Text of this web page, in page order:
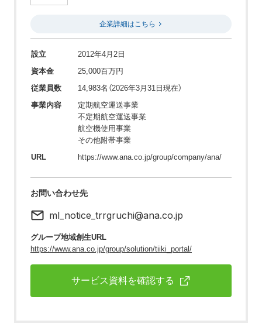
企業詳細はこちら
設立
2012年4月2日
資本金
25,000百万円
従業員数
14,983名（2026年3月31日現在）
事業内容
定期航空運送事業
不定期航空運送事業
航空機使用事業
その他附帯事業
URL
https://www.ana.co.jp/group/company/ana/
お問い合わせ先
ml_notice_trrgruchi@ana.co.jp
グループ地域創生URL
https://www.ana.co.jp/group/solution/tiiki_portal/
サービス資料を確認する